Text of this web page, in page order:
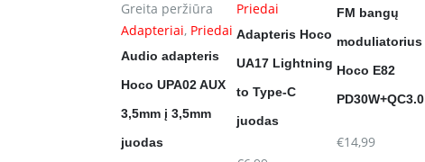
Greita peržiūra
Adapteriai, Priedai
Audio adapteris
Hoco UPA02 AUX
3,5mm į 3,5mm
juodas
Priedai
Adapteris Hoco
UA17 Lightning
to Type-C
juodas
FM bangų
moduliatorius
Hoco E82
PD30W+QC3.0
€14,99